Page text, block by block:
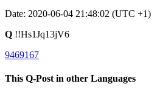
Date: 2020-06-04 21:48:02 (UTC +1)
Q !!Hs1Jq13jV6
9469167
This Q-Post in other Languages